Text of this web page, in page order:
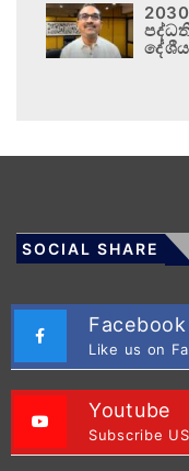
SOCIAL SHARE
Facebook
Like us on
Youtube
Subscribe US